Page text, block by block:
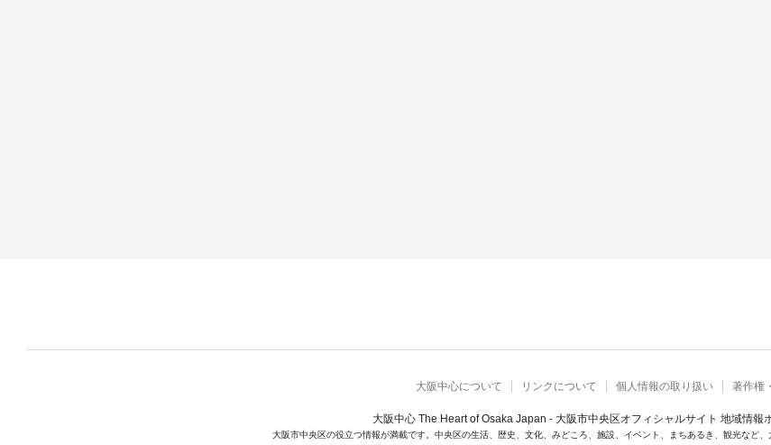
大阪中心について リンクについて 個人情報の取り扱い 著作権
大阪中心 The Heart of Osaka Japan - 大阪市中央区オフィシャルサイト 地域情報
大阪市中央区の役立つ情報が満載です。中央区の生活、歴史、文化、みどころ、施設、イベント、まちあるき、観光など、